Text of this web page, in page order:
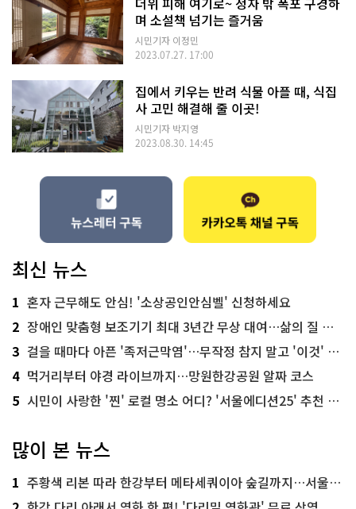
며 소설책 넘기는 즐거움
시민기자 이정민
2023.07.27. 17:00
집에서 키우는 반려 식물 아플 때, 식집
사 고민 해결해 줄 이곳!
시민기자 박지영
2023.08.30. 14:45
최신 뉴스
1 혼자 근무해도 안심! '소상공인안심벨' 신청하세요
2 장애인 맞춤형 보조기기 최대 3년간 무상 대여…삶의 질 높인다
3 걸을 때마다 아픈 '족저근막염'…무작정 참지 말고 '이것' 해보세요!
4 먹거리부터 야경 라이브까지…망원한강공원 알짜 코스
5 시민이 사랑한 '찐' 로컬 명소 어디? '서울에디션25' 추천 코스
많이 본 뉴스
1 주황색 리본 따라 한강부터 메타세쿼이아 숲길까지…서울둘레길 15코스